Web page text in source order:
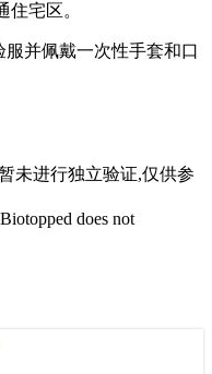
宅区。
并佩戴一次性手套和口
未进行独立验证,仅供参
does not